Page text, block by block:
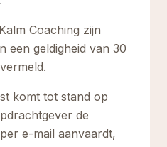
Coaching zijn
een geldigheid van 30
komt tot stand op
de
e-mail aanvaardt,